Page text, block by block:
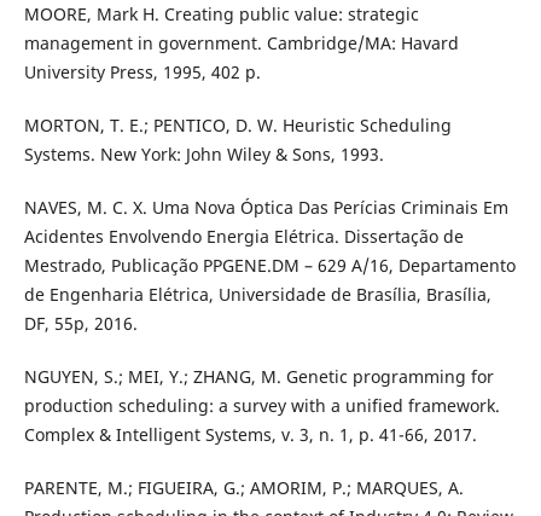
MOORE, Mark H. Creating public value: strategic
management in government. Cambridge/MA: Havard
University Press, 1995, 402 p.
MORTON, T. E.; PENTICO, D. W. Heuristic Scheduling
Systems. New York: John Wiley & Sons, 1993.
NAVES, M. C. X. Uma Nova Óptica Das Perícias Criminais Em
Acidentes Envolvendo Energia Elétrica. Dissertação de
Mestrado, Publicação PPGENE.DM – 629 A/16, Departamento
de Engenharia Elétrica, Universidade de Brasília, Brasília,
DF, 55p, 2016.
NGUYEN, S.; MEI, Y.; ZHANG, M. Genetic programming for
production scheduling: a survey with a unified framework.
Complex & Intelligent Systems, v. 3, n. 1, p. 41-66, 2017.
PARENTE, M.; FIGUEIRA, G.; AMORIM, P.; MARQUES, A.